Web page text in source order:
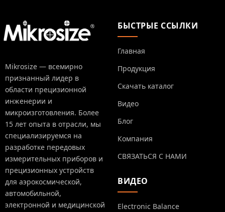
Mikrosize — всемирно
признанный лидер в
области прецизионной
инженерии и
микроизготовления. Более
15 лет опыта в отрасли, мы
специализируемся на
разработке передовых
измерительных приборов и
прецизионных устройств
для аэрокосмической,
автомобильной,
электронной и медицинской
БЫСТРЫЕ ССЫЛКИ
Главная
Продукция
Скачать каталог
Видео
Блог
Компания
СВЯЗАТЬСЯ С НАМИ
ВИДЕО
Electronic Balance